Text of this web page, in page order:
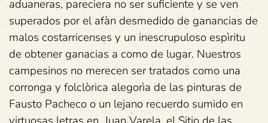
aduaneras, pareciera no ser suficiente y se ven
superados por el afàn desmedido de ganancias de
malos costarricenses y un inescrupuloso espìritu
de obtener ganacias a como de lugar. Nuestros
campesinos no merecen ser tratados como una
corronga y folclòrica alegorìa de las pinturas de
Fausto Pacheco o un lejano recuerdo sumido en